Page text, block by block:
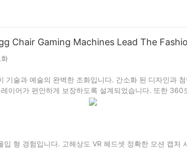
Chair Gaming Machines Lead The
기술과 예술의 완벽한 조화입니다. 간소화 된 디자인과
이어가 편안하게 보장하도록 설계되었습니다. 또한 360
형 경험입니다. 고해상도 VR 헤드셋 정확한 모션 캡처